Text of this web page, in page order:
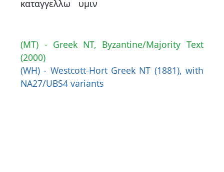
καταγγελλω
υμιν
(MT) - Greek NT, Byzantine/Majority Text
(2000)
(WH) - Westcott-Hort Greek NT (1881), with
NA27/UBS4 variants